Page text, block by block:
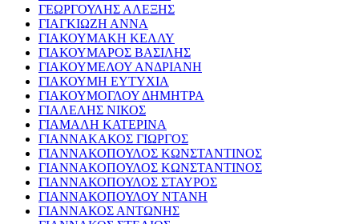
ΓΕΩΡΓΟΥΛΗΣ ΑΛΕΞΗΣ
ΓΙΑΓΚΙΩΖΗ ΑΝΝΑ
ΓΙΑΚΟΥΜΑΚΗ ΚΕΛΛΥ
ΓΙΑΚΟΥΜΑΡΟΣ ΒΑΣΙΛΗΣ
ΓΙΑΚΟΥΜΕΛΟΥ ΑΝΔΡΙΑΝΗ
ΓΙΑΚΟΥΜΗ ΕΥΤΥΧΙΑ
ΓΙΑΚΟΥΜΟΓΛΟΥ ΔΗΜΗΤΡΑ
ΓΙΑΛΕΛΗΣ ΝΙΚΟΣ
ΓΙΑΜΑΛΗ ΚΑΤΕΡΙΝΑ
ΓΙΑΝΝΑΚΑΚΟΣ ΓΙΩΡΓΟΣ
ΓΙΑΝΝΑΚΟΠΟΥΛΟΣ ΚΩΝΣΤΑΝΤΙΝΟΣ
ΓΙΑΝΝΑΚΟΠΟΥΛΟΣ ΚΩΝΣΤΑΝΤΙΝΟΣ
ΓΙΑΝΝΑΚΟΠΟΥΛΟΣ ΣΤΑΥΡΟΣ
ΓΙΑΝΝΑΚΟΠΟΥΛΟΥ ΝΤΑΝΗ
ΓΙΑΝΝΑΚΟΣ ΑΝΤΩΝΗΣ